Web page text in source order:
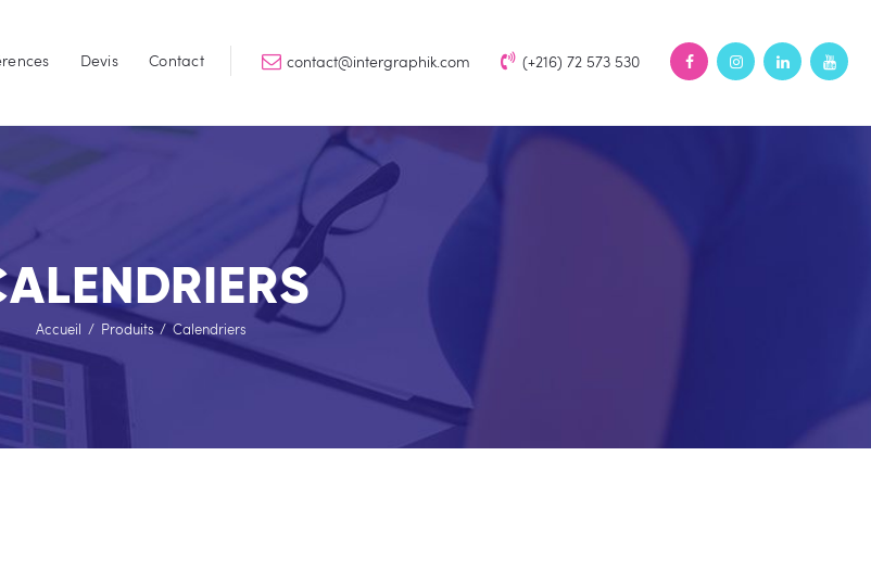
Devis Contact contact@intergraphik.com (+216) 72 573 530
Accueil Produits Calendriers
INTERGRAPHIK